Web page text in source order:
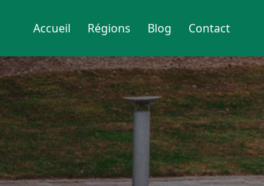
Accueil Régions Blog Contact